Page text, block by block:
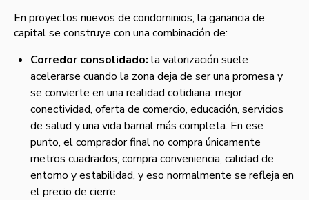
En proyectos nuevos de condominios, la ganancia de
capital se construye con una combinación de:
Corredor consolidado: la valorización suele
acelerarse cuando la zona deja de ser una promesa y
se convierte en una realidad cotidiana: mejor
conectividad, oferta de comercio, educación, servicios
de salud y una vida barrial más completa. En ese
punto, el comprador final no compra únicamente
metros cuadrados; compra conveniencia, calidad de
entorno y estabilidad, y eso normalmente se refleja en
el precio de cierre.